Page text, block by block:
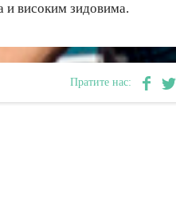
и високим зидовима.
Пратите нас: